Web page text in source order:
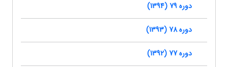
دوره 79 (1394)
دوره 78 (1393)
دوره 77 (1392)